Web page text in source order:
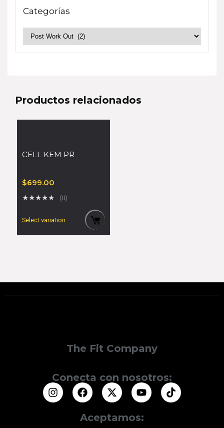
Categorías
Productos relacionados
CELL KEM PR
$699.00
★★★★★ (0)
Select variation
The Fit Company
Conecta con nosotros:
Aceptamos: